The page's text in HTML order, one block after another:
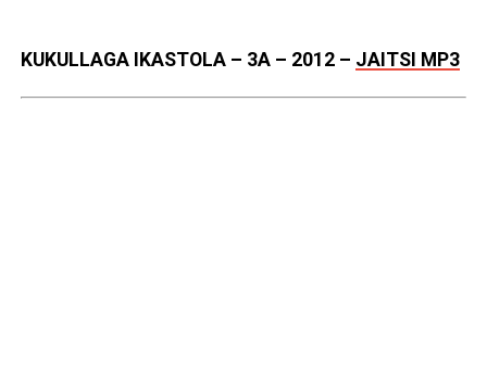
KUKULLAGA IKASTOLA – 3A – 2012– JAITSI MP3